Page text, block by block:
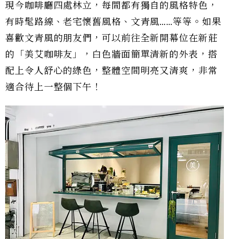
現今咖啡廳四處林立，每間都有獨自的風格特色，
有時髦路線、老宅懷舊風格、文青風……等等。如果
喜歡文青風的朋友們，可以前往全新開幕位在新莊
的「美艾咖啡友」，白色牆面簡單清新的外表，搭
配上令人舒心的綠色，整體空間明亮又清爽，非常
適合待上一整個下午！